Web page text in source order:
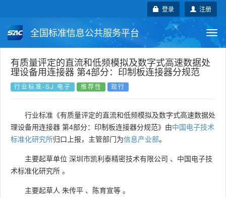
注册
登录
全国标准信息公共服务平台
国家标准 行业标准 地方标准
团体标准 企业标准
国外标准 技术委员会
有质量评定的直流和低频模拟及数字式高速数据处
理设备用连接器 第4部分：印制板连接器分规范
行业标准-SJ 电子 推荐性 现行
行业标准《有质量评定的直流和低频模拟及数字式高速数据处
理设备用连接器 第4部分：印制板连接器分规范》由中国电子技术
标准化研究所归口上报，主管部门为信息产业部。
主要起草单位 深圳市凯利泰精密技术有限公司 、 中国电子技
术标准化研究所 。
主要起草人 朱传平 、 陈育宣等 。